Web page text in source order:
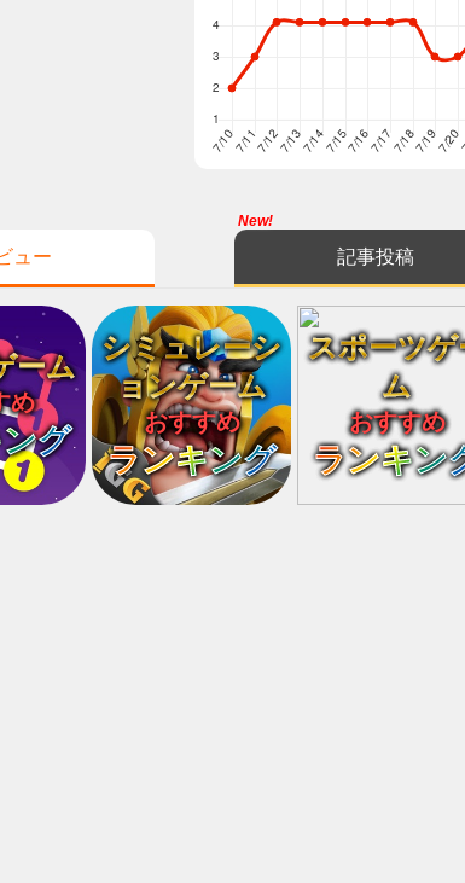
ュー
New!
記事投稿
ーム
め
グ
シミュレーシ
ョンゲーム
おすすめ
ランキング
スポーツゲ
ム
おすすめ
ランキン